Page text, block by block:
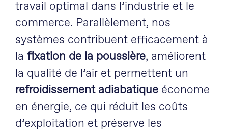
travail optimal dans l’industrie et le
commerce. Parallèlement, nos
systèmes contribuent efficacement à
lafixation de la poussière, améliorent
la qualité de l’air et permettent un
refroidissement adiabatique économe
en énergie, ce qui réduit les coûts
d’exploitation et préserve les